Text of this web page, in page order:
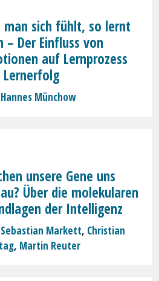
man sich fühlt, so lernt
– Der Einfluss von
auf Lernprozess
Lernerfolg
Hannes Münchow
unsere Gene uns
Über die molekularen
der Intelligenz
Sebastian Markett, Christian
, Martin Reuter